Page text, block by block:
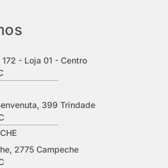
- Loja 01 - Centro
399 Trindade
2775 Campeche